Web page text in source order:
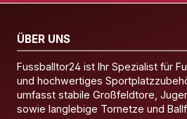
ÜBER UNS
Fussballtor24 ist Ihr Spezialist für
und hochwertiges
umfasst stabile Großfeldtore,
sowie langlebige Tornetze und